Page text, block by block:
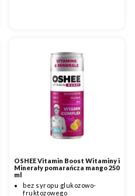
OSHEE Vitamin Boost Witaminy i
Minerały pomarańcza mango 250
ml
bez syropu glukozowo-
fruktozowego